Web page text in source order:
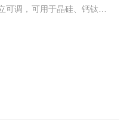
调，可⽤于晶硅、钙钛矿